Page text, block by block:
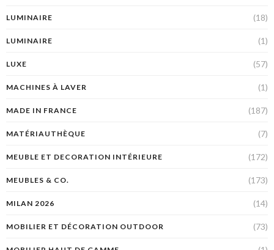
LUMINAIRE (18)
LUMINAIRE (1)
LUXE (57)
MACHINES À LAVER (1)
MADE IN FRANCE (187)
MATÉRIAUTHÈQUE (7)
MEUBLE ET DECORATION INTÉRIEURE (172)
MEUBLES & CO. (173)
MILAN 2026 (14)
MOBILIER ET DÉCORATION OUTDOOR (73)